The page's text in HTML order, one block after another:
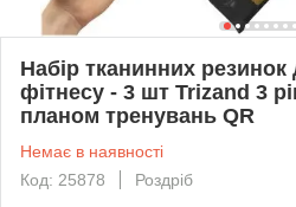
Набір тканинних
фітнесу - 3 шт Trizand 3
планом тренувань QR
Немає в наявності
Код: 25878
Роздріб